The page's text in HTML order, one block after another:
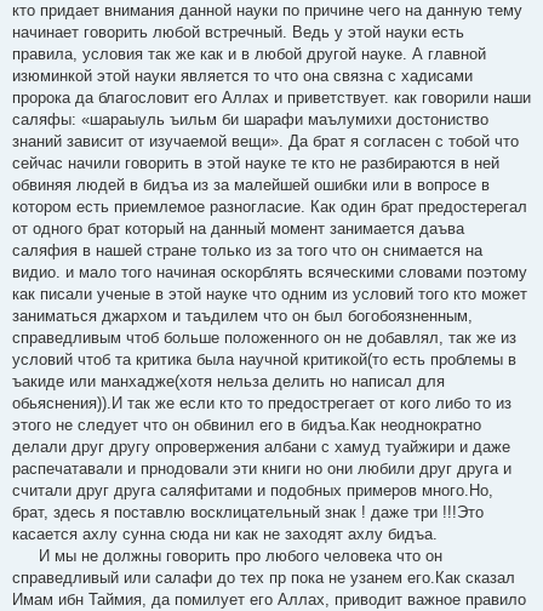
кто придает внимания данной науки по причине чего на данную тему
начинает говорить любой встречный. Ведь у этой науки есть
правила, условия так же как и в любой другой науке. А главной
изюминкой этой науки является то что она связна с хадисами
пророка да благословит его Аллах и приветствует. как говорили наши
саляфы: «шараыуль ъильм би шарафи маълумихи достониство
знаний зависит от изучаемой вещи». Да брат я согласен с тобой что
сейчас начили говорить в этой науке те кто не разбираются в ней
обвиняя людей в бидъа из за малейшей ошибки или в вопросе в
котором есть приемлемое разногласие. Как один брат предостерегал
от одного брат который на данный момент занимается даъва
саляфия в нашей стране только из за того что он снимается на
видио. и мало того начиная оскорблять всяческими словами поэтому
как писали ученые в этой науке что одним из условий того кто может
заниматься джархом и таъдилем что он был богобоязненным,
справедливым чтоб больше положенного он не добавлял, так же из
условий чтоб та критика была научной критикой(то есть проблемы в
ъакиде или манхадже(хотя нельза делить но написал для
обьяснения)).И так же если кто то предострегает от кого либо то из
этого не следует что он обвинил его в бидъа.Как неоднократно
делали друг другу опровержения албани с хамуд туайжири и даже
распечатавали и прнодовали эти книги но они любили друг друга и
считали друг друга саляфитами и подобных примеров много.Но,
брат, здесь я поставлю восклицательный знак ! даже три !!!Это
касается ахлу сунна сюда ни как не заходят ахлу бидъа.
И мы не должны говорить про любого человека что он
справедливый или салафи до тех пр пока не узанем его.Как сказал
Имам ибн Таймия, да помилует его Аллах, приводит важное правило